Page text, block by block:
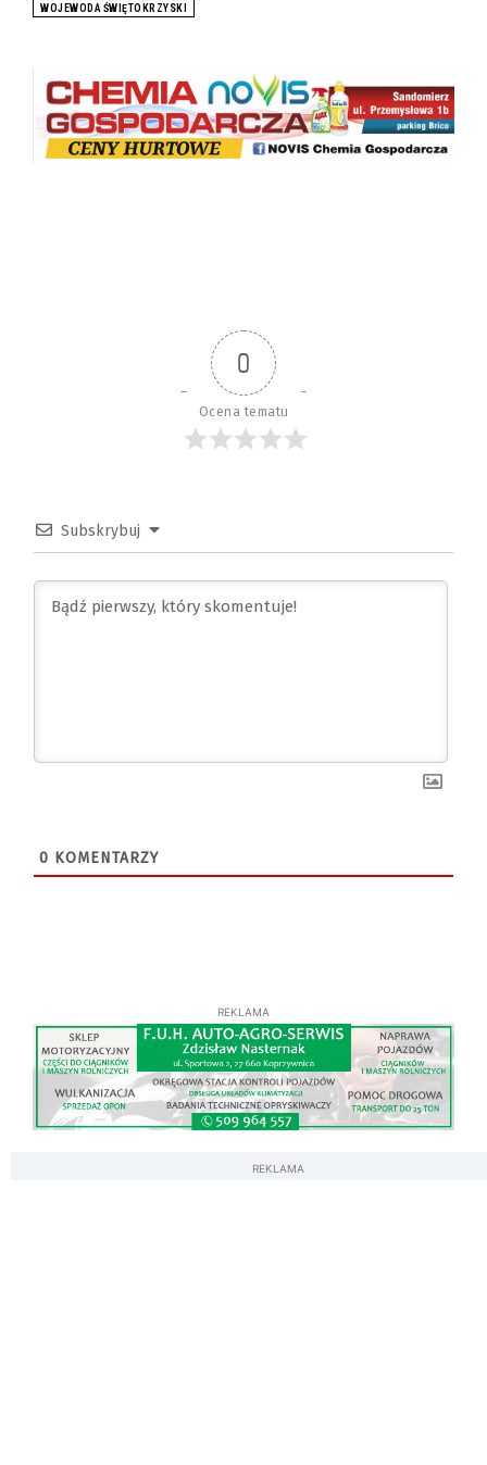
WOJEWODA ŚWIĘTOKRZYSKI
0
Ocena tematu
Subskrybuj
0 KOMENTARZY
REKLAMA
REKLAMA